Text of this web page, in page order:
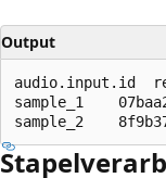
Output
audio.input.id	recognizer.session.started.sessionid	recognizer.recognized.result.text
sample_1	07baa2f8d9fd4fbcb9faea451ce05475	A sample wave file.